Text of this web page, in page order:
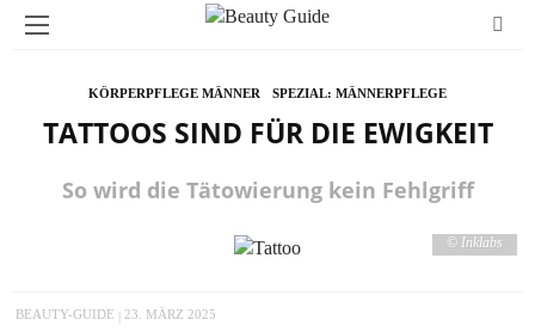
KÖRPERPFLEGE MÄNNER SPEZIAL: MÄNNERPFLEGE
TATTOOS SIND FÜR DIE EWIGKEIT
So wird die Tätowierung kein Fehlgriff
© Inklabs
BEAUTY-GUIDE 23. MÄRZ 2025